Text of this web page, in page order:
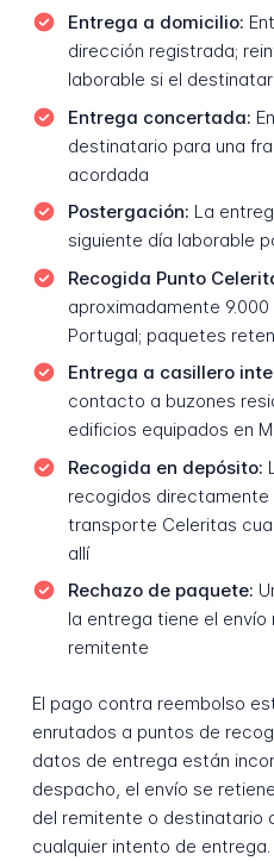
Entrega a domicilio:
dirección registrada;
laborable si el
Entrega concertada:
destinatario para una
acordada
Postergación: La
siguiente día laborable
Recogida Punto
aproximadamente
Portugal; paquetes
Entrega a casillero
contacto a buzones
edificios equipados en
Recogida en depósito:
recogidos directamente
transporte Celeritas
allí
Rechazo de paquete:
la entrega tiene el
remitente
El pago contra reembolso
enrutados a puntos de
datos de entrega están
despacho, el envío se
del remitente o destinatario
cualquier intento de